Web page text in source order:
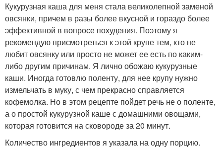
Кукурузная каша для меня стала великолепной заменой
овсянки, причем в разы более вкусной и гораздо более
эффективной в вопросе похудения. Поэтому я
рекомендую присмотреться к этой крупе тем, кто не
любит овсянку или просто не может ее есть по каким-
либо другим причинам. Я лично обожаю кукурузные
каши. Иногда готовлю поленту, для нее крупу нужно
измельчать в муку, с чем прекрасно справляется
кофемолка. Но в этом рецепте пойдет речь не о поленте,
а о простой кукурузной каше с домашними овощами,
которая готовится на сковороде за 20 минут.
Количество ингредиентов я указала на одну порцию.